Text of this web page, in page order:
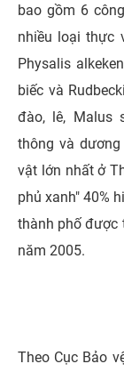
bao gồm 6
nhiều loại thực
Physalis
biếc và
đào, lê, Malus
thông và
vật lớn nhất ở
phủ xanh" 40%
thành phố được
năm 2005.
Theo Cục Bảo